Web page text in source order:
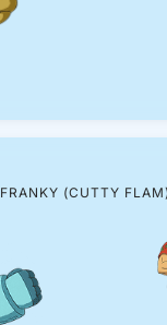
FRANKY (CUTTY FLAM)